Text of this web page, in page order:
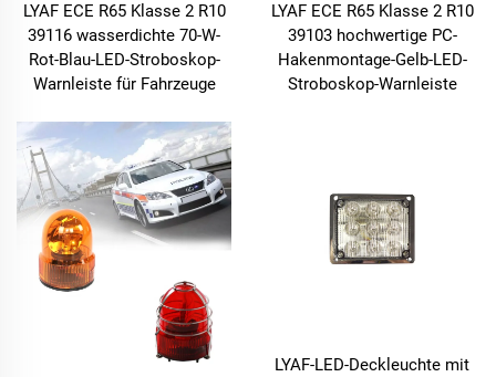
LYAF ECE R65 Klasse 2 R10
39116 wasserdichte 70-W-
Rot-Blau-LED-Stroboskop-
Warnleiste für Fahrzeuge
LYAF ECE R65 Klasse 2 R10
39103 hochwertige PC-
Hakenmontage-Gelb-LED-
Stroboskop-Warnleiste
LYAF-LED-Deckleuchte mit